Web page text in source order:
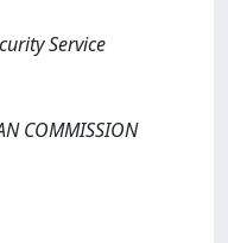
Service
COMMISSION